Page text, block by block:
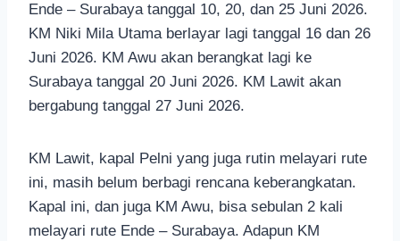
Ende – Surabaya tanggal 10, 20, dan 25 Juni 2026.
KM Niki Mila Utama berlayar lagi tanggal 16 dan 26
Juni 2026. KM Awu akan berangkat lagi ke
Surabaya tanggal 20 Juni 2026. KM Lawit akan
bergabung tanggal 27 Juni 2026.
KM Lawit, kapal Pelni yang juga rutin melayari rute
ini, masih belum berbagi rencana keberangkatan.
Kapal ini, dan juga KM Awu, bisa sebulan 2 kali
melayari rute Ende – Surabaya. Adapun KM